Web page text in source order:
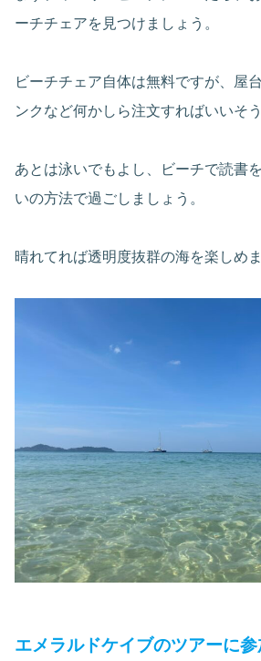
ーチチェアを見つけましょう。
ビーチチェア自体は無料ですが、屋
ンクなど何かしら注文すればいいそう
あとは泳いでもよし、ビーチで読書
いの方法で過ごしましょう。
晴れてれば透明度抜群の海を楽しめま
エメラルドケイブのツアーに参